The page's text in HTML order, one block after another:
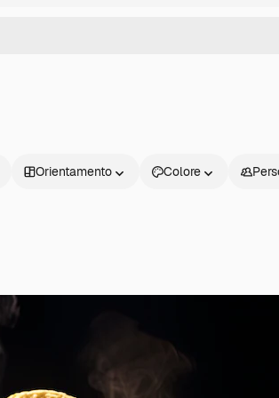
Orientamento Colore
Prodotti